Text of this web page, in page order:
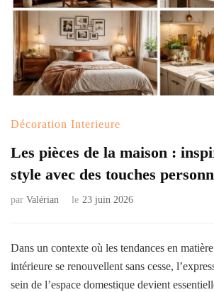
Décoration Interieure
Les pièces de la maison :
style avec des touches
par Valérian le 23 juin 2026
Dans un contexte où les tendances en
intérieure se renouvellent sans cesse,
sein de l’espace domestique devient